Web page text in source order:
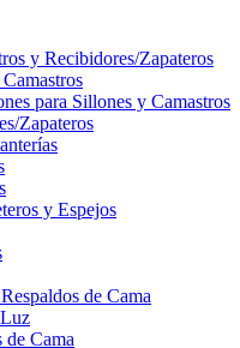
y Recibidores/Zapateros
para Sillones y Camastros
Zapateros
y Espejos
de Cama
de Cama